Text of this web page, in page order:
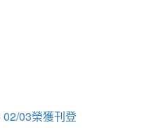
03榮獲刊登